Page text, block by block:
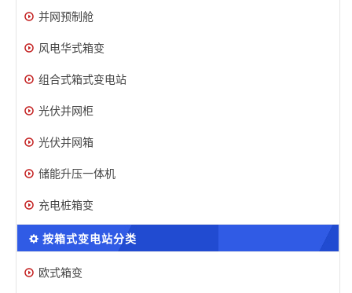
并网预制舱
风电华式箱变
组合式箱式变电站
光伏并网柜
光伏并网箱
储能升压一体机
充电桩箱变
按箱式变电站分类
欧式箱变